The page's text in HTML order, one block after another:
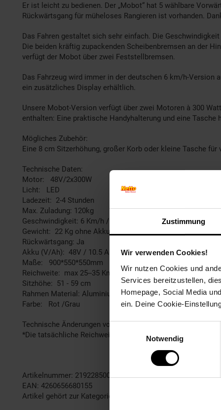
Zustimmung
Wir verwenden Cookies!
Wir nutzen Cookies und
Services bereitzustellen,
Homepage, Social Media
ein. Deine Cookie-
Einwilligungsauswahl
Notwendig
Er ist leicht zu bedienen. Der „Mobot“ hat 5 wählbare
Rückwärtsgang für müheloses Rangieren ist vorhanden.
Das Fahren gestaltet sich sehr einfach. Die
Die beiden kräftig zupackenden Scheibenbremsen an der
verfügt der Mobot über zwei Feststellbremsen.
Das Fahrzeug wird immer in der deutschen 6 km/h-Version
ein zusätzliches Display erhältlich.
Unsere Mobot-Version verfügt über zwei Motoren à 300
enthalten: Eine praktische Handyhalterung und eine Tasche
Mögliches Zubehör:
Eine 8 cm Sitzerhöhung, großer Korb oder kleine Tasche für
Technische Daten:
Motor: 48V/2x300W
Licht: LED
Ladezeit: 2-4 Stunden
Max. Zuladung: 120kg
Geschwindigkeit: 6 Km/h / (15 / 20 Km/h nicht Deutschland)
Gewicht: 22 Kg ohne Akku; 25 kg mit Akku
Rückwärtsgang: Ja
Akku (V/Ah): 48V / 10.5 Ah
Maße: 900*550*550mm
Reichweite: max 25--35 Km
Sitzhöhe: 51 - 59 cm
Rahmen Material: Aluminium
Farbe: Rot /Grau
Technische Änderungen vorbehalten.
*Die tatsächliche Reichweite kann aufgrund von
Artikelnummer: 2192285000
EAN: 4260656680155
Artikel gehört zur Kategorie: